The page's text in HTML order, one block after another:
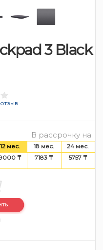
3 Black
В рассрочку на
12 мес. 18 мес.
24 мес.
₸ 7183 ₸ 5757 ₸